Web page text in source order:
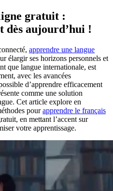
gratuit :
dès aujourd’hui !
apprendre une langue
élargir ses horizons personnels et
que langue internationale, est
avec les avancées
d’apprendre efficacement
comme une solution
Cet article explore en
pourapprendre le français
en mettant l’accent sur
votre apprentissage.